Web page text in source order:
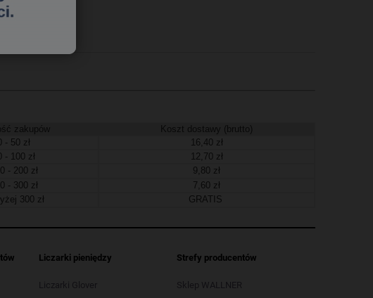
zakupów
Koszt dostawy (brutto)
- 50 zł
16,40 zł
- 100 zł
12,70 zł
- 200 zł
9,80 zł
- 300 zł
7,60 zł
300 zł
GRATIS
Liczarki pieniędzy
Liczarki Glover
Strefy producentów
Sklep WALLNER